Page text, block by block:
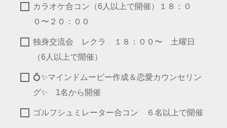
カラオケ合コン（6人以上で開催）１８：０
０〜２０：００
独身交流会 レクラ １８：００〜 土曜日
（6人以上で開催）
💍✨マインドムービー作成＆恋愛カウンセリン
グ✨ 1名から開催
ゴルフシュミレーター合コン ６名以上で開催